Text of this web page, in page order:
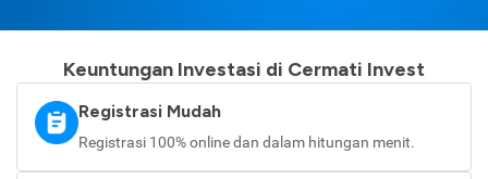
Keuntungan Investasi di Cermati Invest
Registrasi Mudah
Registrasi 100% online dan dalam hitungan menit.